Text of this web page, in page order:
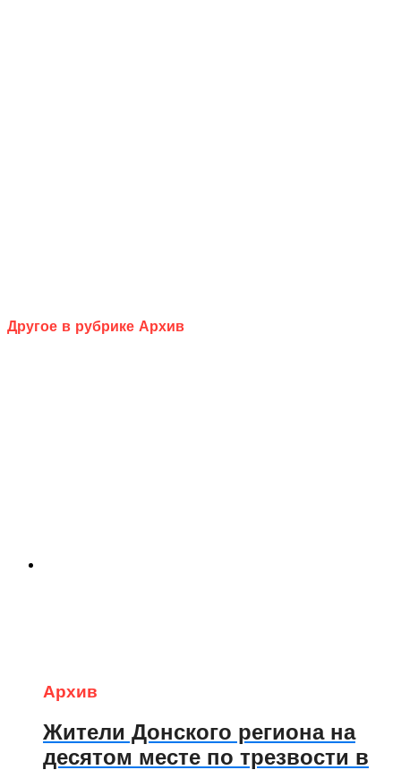
Другое в рубрике Архив
Архив
Жители Донского региона на
десятом месте по трезвости в